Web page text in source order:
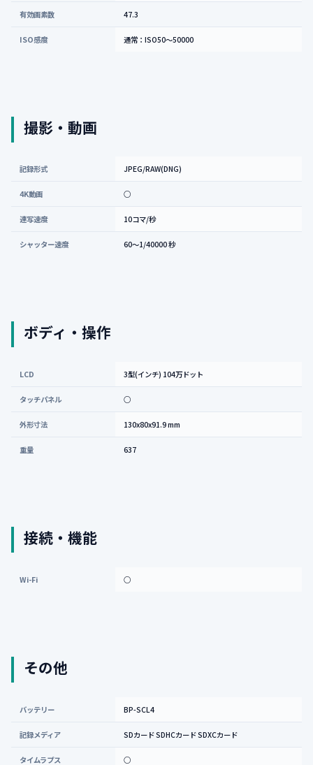
有効画素数 47.3
ISO感度 通常：ISO50～50000
撮影・動画
記録形式 JPEG/RAW(DNG)
4K動画 ○
連写速度 10コマ/秒
シャッター速度 60～1/40000 秒
ボディ・操作
LCD 3型(インチ) 104万ドット
タッチパネル ○
外形寸法 130x80x91.9 mm
重量 637
接続・機能
Wi-Fi ○
その他
バッテリー BP-SCL4
記録メディア SDカード SDHCカード SDXCカード
タイムラプス ○